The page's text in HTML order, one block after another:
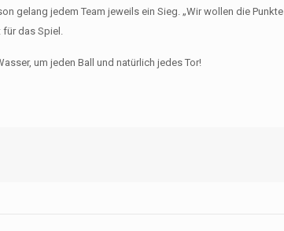
gelang jedem Team jeweils ein Sieg. „Wir wollen die Punkte
für das Spiel.
um jeden Ball und natürlich jedes Tor!